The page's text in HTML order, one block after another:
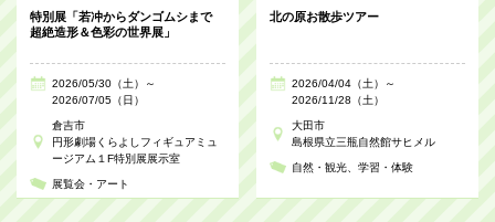
特別展「若冲からダンゴムシまで
超絶造形＆色彩の世界展」
2026/05/30（土）～
2026/07/05（日）
倉吉市
円形劇場くらよしフィギュアミュ
ージアム１F特別展展示室
展覧会・アート
北の原お散歩ツアー
2026/04/04（土）～
2026/11/28（土）
大田市
島根県立三瓶自然館サヒメル
自然・観光 学習・体験